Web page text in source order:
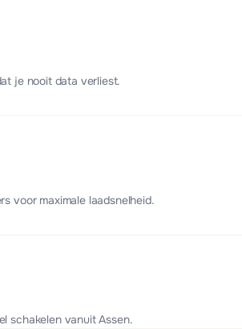
je nooit data verliest.
voor maximale laadsnelheid.
schakelen vanuit Assen.